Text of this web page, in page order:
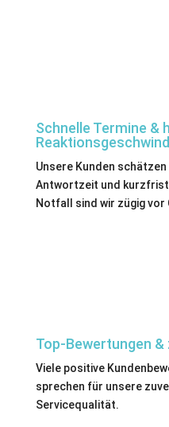
Schnelle Termine &
Unsere Kunden
Antwortzeit und
Notfall sind wir zügig vor
Top-Bewertungen
Viele positive
sprechen für unsere
Servicequalität.